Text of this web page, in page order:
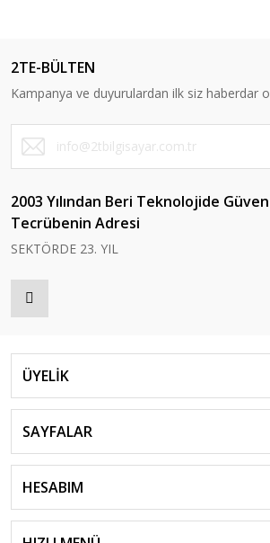
2TE-BÜLTEN
Kampanya ve duyurulardan ilk siz haberdar
2003 Yılından Beri Teknolojide
Tecrübenin Adresi
SEKTÖRDE 23. YIL
ÜYELİK
SAYFALAR
HESABIM